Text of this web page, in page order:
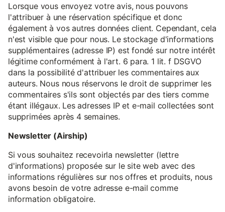
Lorsque vous envoyez votre avis, nous pouvons
l'attribuer à une réservation spécifique et donc
également à vos autres données client. Cependant, cela
n'est visible que pour nous. Le stockage d'informations
supplémentaires (adresse IP) est fondé sur notre intérêt
légitime conformément à l'art. 6 para. 1 lit. f DSGVO
dans la possibilité d'attribuer les commentaires aux
auteurs. Nous nous réservons le droit de supprimer les
commentaires s'ils sont objectés par des tiers comme
étant illégaux. Les adresses IP et e-mail collectées sont
supprimées après 4 semaines.
Newsletter (Airship)
Si vous souhaitez recevoirla newsletter (lettre
d'informations) proposée sur le site web avec des
informations régulières sur nos offres et produits, nous
avons besoin de votre adresse e-mail comme
information obligatoire.